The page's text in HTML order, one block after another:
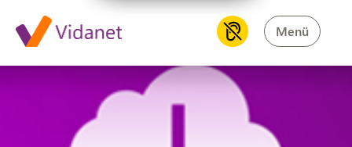
Menü
Szolgáltatáskiesés